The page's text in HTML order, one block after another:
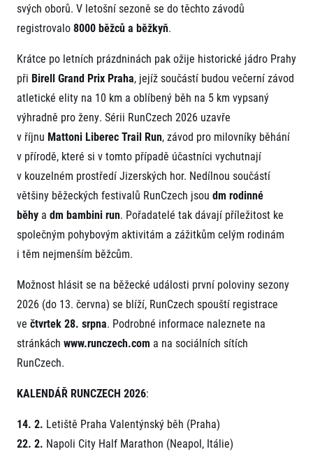
svých oborů. V letošní sezoně se do těchto závodů
registrovalo8000 běžců a běžkyň.
Krátce po letních prázdninách pak ožije historické jádro Prahy
při Birell Grand Prix Praha, jejíž součástí budou večerní závod
atletické elity na 10 km a oblíbený běh na 5 km vypsaný
výhradně pro ženy. Sérii RunCzech 2026 uzavře
v říjnu Mattoni Liberec Trail Run, závod pro milovníky běhání
v přírodě, které si v tomto případě účastníci vychutnají
v kouzelném prostředí Jizerských hor. Nedílnou součástí
většiny běžeckých festivalů RunCzech jsou dm rodinné
běhy a dm bambini run. Pořadatelé tak dávají příležitost ke
společným pohybovým aktivitám a zážitkům celým rodinám
i těm nejmenším běžcům.
Možnost hlásit se na běžecké události první poloviny sezony
2026 (do 13. června) se blíží, RunCzech spouští registrace
ve čtvrtek28. srpna. Podrobné informace naleznete na
stránkách www.runczech.com a na sociálních sítích
RunCzech.
KALENDÁŘ RUNCZECH 2026:
14. 2. Letiště Praha Valentýnský běh (Praha)
22. 2. Napoli City Half Marathon (Neapol, Itálie)